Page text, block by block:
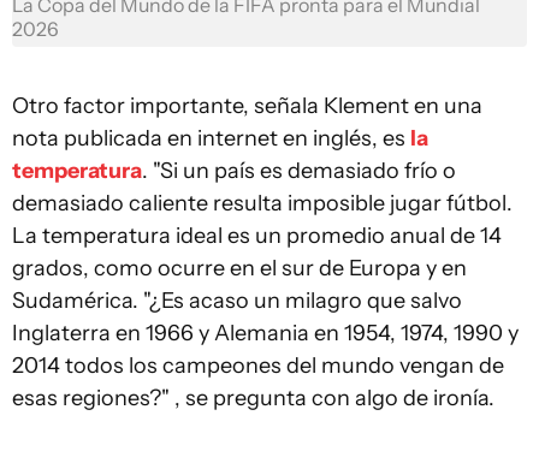
La Copa del Mundo de la FIFA pronta para el Mundial
2026
Otro factor importante, señala Klement en una
nota publicada en internet en inglés, es la
temperatura. "Si un país es demasiado frío o
demasiado caliente resulta imposible jugar fútbol.
La temperatura ideal es un promedio anual de 14
grados, como ocurre en el sur de Europa y en
Sudamérica. "¿Es acaso un milagro que salvo
Inglaterra en 1966 y Alemania en 1954, 1974, 1990 y
2014 todos los campeones del mundo vengan de
esas regiones?" , se pregunta con algo de ironía.